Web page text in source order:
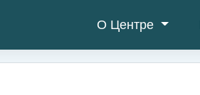
О Центре